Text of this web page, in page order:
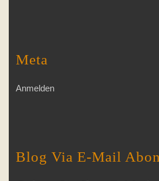
Meta
Anmelden
Blog Via E-Mail